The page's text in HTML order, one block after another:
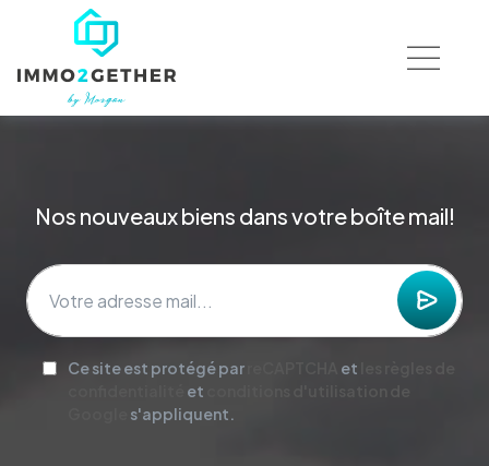
Nos nouveaux biens dans votre boîte mail!
Ce site est protégé par et
et
s'appliquent.